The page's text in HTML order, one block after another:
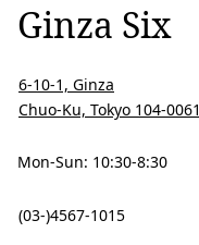
Ginza Six
6-10-1, Ginza
Chuo-Ku, Tokyo 104-0061
Mon-Sun: 10:30-8:30
(03-)4567-1015